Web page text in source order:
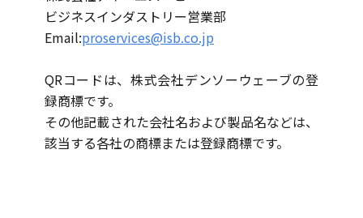
ビジネスインダストリー営業部
Email:proservices@isb.co.jp
QRコードは、株式会社デンソーウェーブの登
録商標です。
その他記載された会社名および製品名などは、
該当する各社の商標または登録商標です。